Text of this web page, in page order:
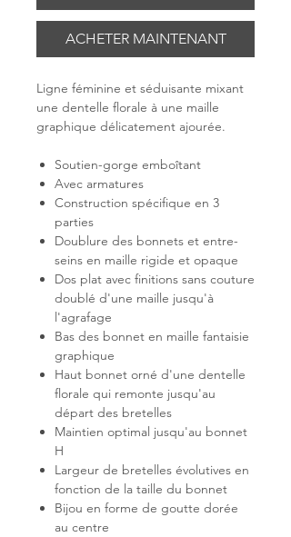
ACHETER MAINTENANT
Ligne féminine et séduisante mixant
une dentelle florale à une maille
graphique délicatement ajourée.
Soutien-gorge emboîtant
Avec armatures
Construction spécifique en 3
parties
Doublure des bonnets et entre-
seins en maille rigide et opaque
Dos plat avec finitions sans couture
doublé d'une maille jusqu'à
l'agrafage
Bas des bonnet en maille fantaisie
graphique
Haut bonnet orné d'une dentelle
florale qui remonte jusqu'au
départ des bretelles
Maintien optimal jusqu'au bonnet
H
Largeur de bretelles évolutives en
fonction de la taille du bonnet
Bijou en forme de goutte dorée
au centre